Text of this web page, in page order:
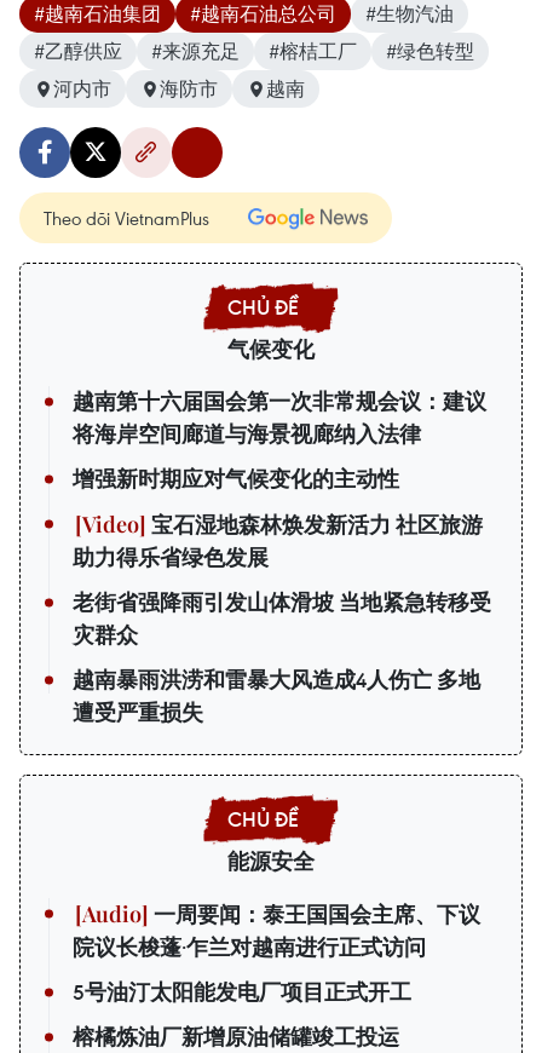
#越南石油集团 #越南石油总公司
#生物汽油
#乙醇供应
#来源充足 #榕桔工厂
#绿色转型
河内市
海防市 越南
Theo dõi VietnamPlus
气候变化
越南第十六届国会第一次非常规会议：建议
将海岸空间廊道与海景视廊纳入法律
增强新时期应对气候变化的主动性
宝石湿地森林焕发新活力 社区旅游
助力得乐省绿色发展
老街省强降雨引发山体滑坡 当地紧急转移受
灾群众
越南暴雨洪涝和雷暴大风造成4人伤亡 多地
遭受严重损失
能源安全
一周要闻：泰王国国会主席、下议
院议长梭蓬·乍兰对越南进行正式访问
5号油汀太阳能发电厂项目正式开工
榕橘炼油厂新增原油储罐竣工投运